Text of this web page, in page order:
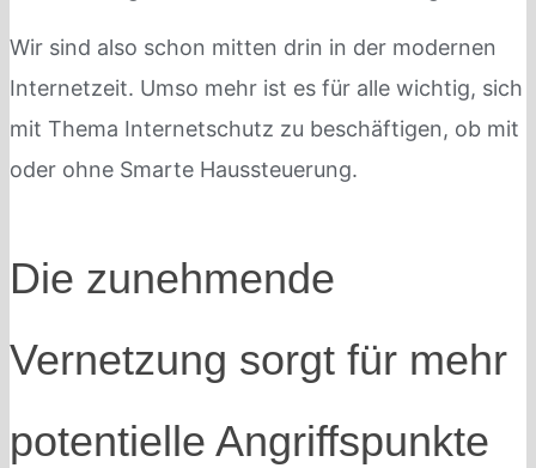
Wir sind also schon mitten drin in der modernen
Internetzeit. Umso mehr ist es für alle wichtig, sich
mit Thema Internetschutz zu beschäftigen, ob mit
oder ohne Smarte Haussteuerung.
Die zunehmende
Vernetzung sorgt für mehr
potentielle Angriffspunkte